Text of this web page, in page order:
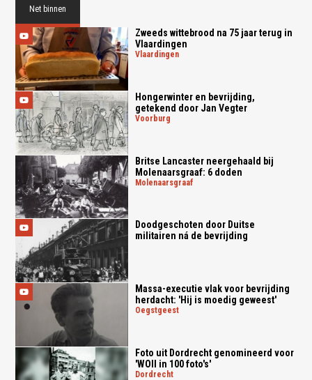
Net binnen
Zweeds wittebrood na 75 jaar terug in
Vlaardingen
vlaardingen
Hongerwinter en bevrijding,
getekend door Jan Vegter
voorburg
Britse Lancaster neergehaald bij
Molenaarsgraaf: 6 doden
molenaarsgraaf
Doodgeschoten door Duitse
militairen ná de bevrijding
Massa-executie vlak voor bevrijding
herdacht: 'Hij is moedig geweest'
oegstgeest
Foto uit Dordrecht genomineerd voor
'WOII in 100 foto's'
dordrecht